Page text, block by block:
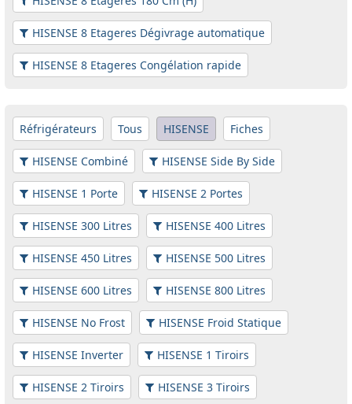
HISENSE 8 Etageres Dégivrage automatique
HISENSE 8 Etageres Congélation rapide
Réfrigérateurs Tous HISENSE Fiches
HISENSE Combiné HISENSE Side By Side
HISENSE 1 Porte HISENSE 2 Portes
HISENSE 300 Litres HISENSE 400 Litres
HISENSE 450 Litres HISENSE 500 Litres
HISENSE 600 Litres HISENSE 800 Litres
HISENSE No Frost HISENSE Froid Statique
HISENSE Inverter HISENSE 1 Tiroirs
HISENSE 2 Tiroirs HISENSE 3 Tiroirs